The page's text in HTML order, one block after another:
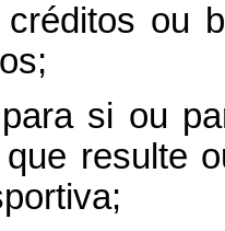
ou
si ou
resulte